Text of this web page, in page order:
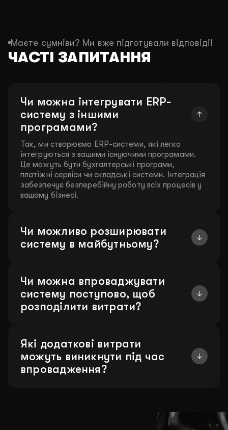
Маєте сумніви? Ми вже підготували відповіді!
ЧАСТІ ЗАПИТАННЯ
Чи можна інтегрувати ERP-
систему з іншими
програмами?
Так, ми створюємо ERP-системи, які легко
інтегруються з вашими існуючими програмами.
Це можуть бути бухгалтерські програми,
платіжні сервіси чи складські системи. Інтеграція
забезпечує безперебійну роботу всіх процесів у
вашому бізнесі.
Чи можливо розширювати
систему в майбутньому?
Чи можна впроваджувати
систему поступово, щоб
розподілити витрати?
Які додаткові витрати
можуть виникнути під час
впровадження?